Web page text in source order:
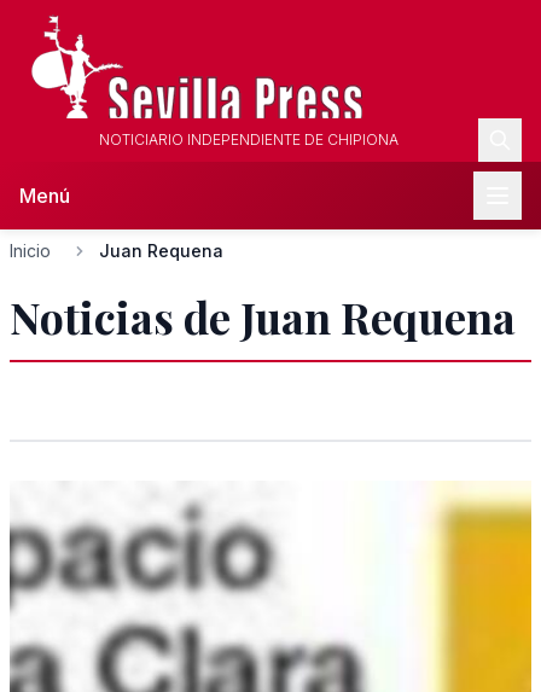
NOTICIARIO INDEPENDIENTE DE CHIPIONA
Menú
Inicio Juan Requena
Noticias de Juan Requena